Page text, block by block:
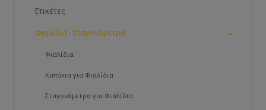
Ετικέτες
Φιαλίδια - Σταγονόμετρα -
Φιαλίδια
Καπάκια για Φιαλίδια
Σταγονόμετρα για Φιαλίδια